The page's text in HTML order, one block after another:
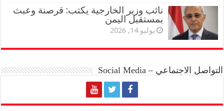
نائب وزير الخارجية يكتب: قرصنة وعبث
بمستقبل اليمن
يوليو 14, 2026
التواصل الاجتماعي – Social Media